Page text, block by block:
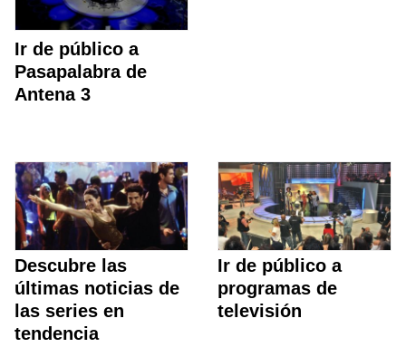
Ir de público a
Pasapalabra de
Antena 3
Descubre las
últimas noticias de
las series en
tendencia
Ir de público a
programas de
televisión